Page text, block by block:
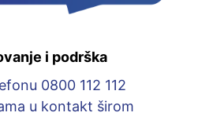
i podrška
0800 112 112
u kontakt širom